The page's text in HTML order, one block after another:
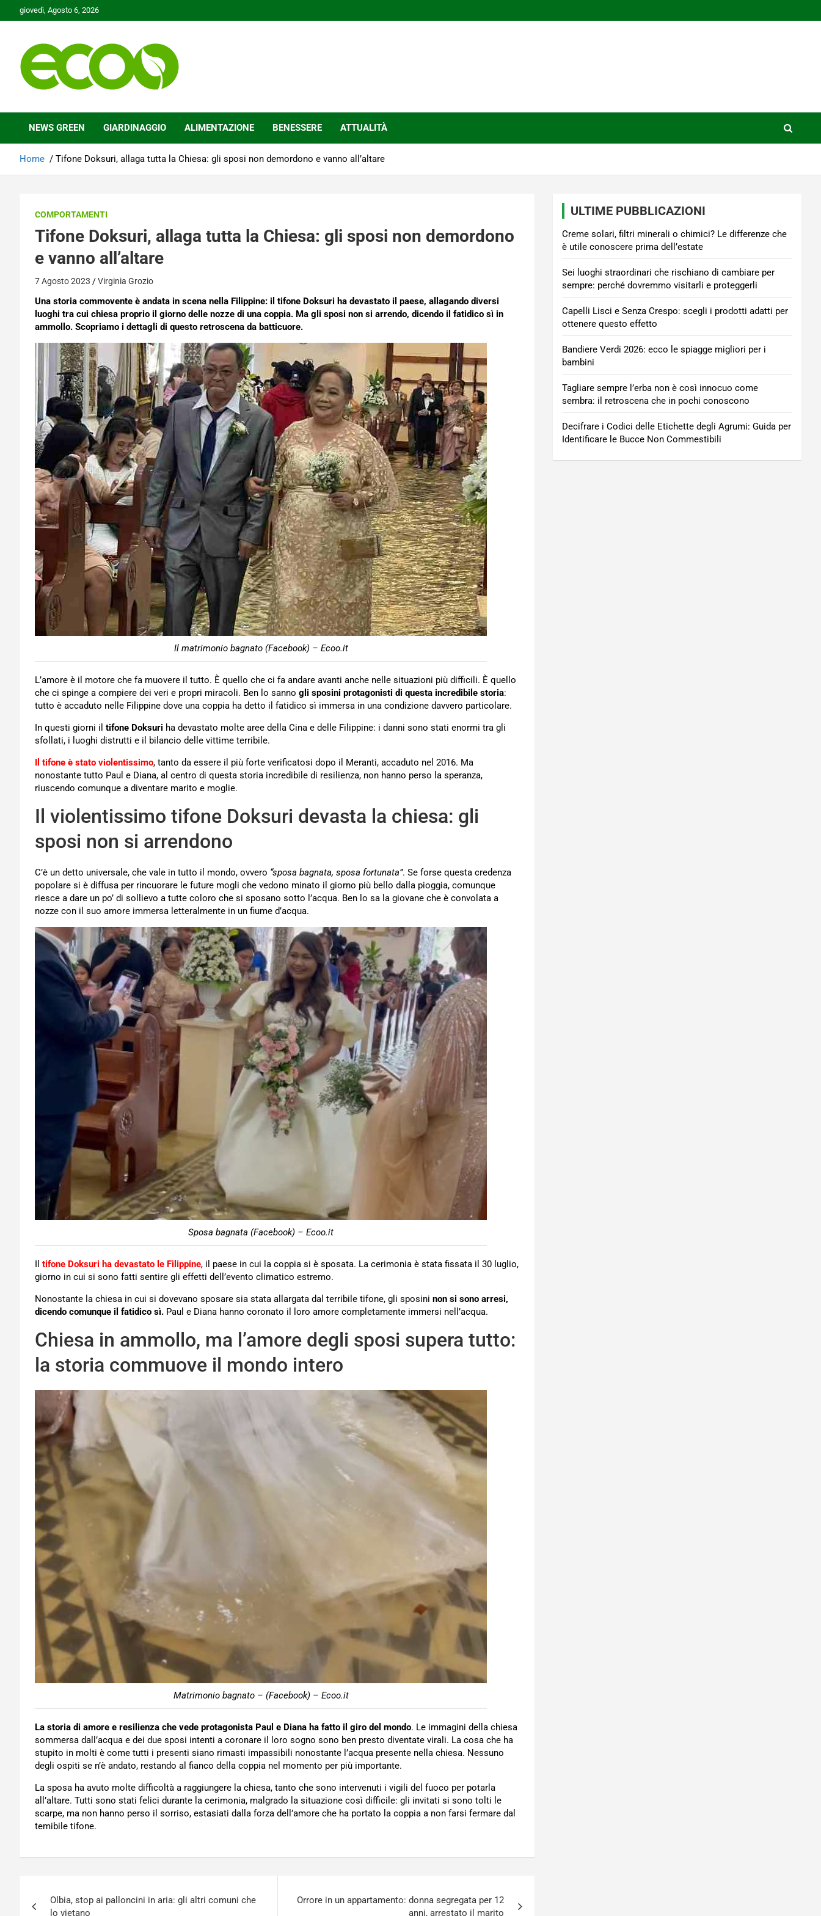
to
giovedì, Agosto 6, 2026
Ecoo.it
NEWS GREEN GIARDINAGGIO ALIMENTAZIONE BENESSERE ATTUALITÀ
Home Tifone Doksuri, allaga tutta la Chiesa: gli sposi non demordono e vanno all’altare
COMPORTAMENTI
Tifone Doksuri, allaga tutta la Chiesa: gli sposi non demordono
e vanno all’altare
7 Agosto 2023 Virginia Grozio
Una storia commovente è andata in scena nella Filippine: il tifone Doksuri ha devastato il paese, allagando diversi
luoghi tra cui chiesa proprio il giorno delle nozze di una coppia. Ma gli sposi non si arrendo, dicendo il fatidico sì in
ammollo. Scopriamo i dettagli di questo retroscena da batticuore.
Il matrimonio bagnato (Facebook) – Ecoo.it
L’amore è il motore che fa muovere il tutto. È quello che ci fa andare avanti anche nelle situazioni più difficili. È quello
che ci spinge a compiere dei veri e propri miracoli. Ben lo sanno gli sposini protagonisti di questa incredibile storia:
tutto è accaduto nelle Filippine dove una coppia ha detto il fatidico sì immersa in una condizione davvero particolare.
In questi giorni il tifone Doksuri ha devastato molte aree della Cina e delle Filippine: i danni sono stati enormi tra gli
sfollati, i luoghi distrutti e il bilancio delle vittime terribile.
Il tifone è stato violentissimo, tanto da essere il più forte verificatosi dopo il Meranti, accaduto nel 2016. Ma
nonostante tutto Paul e Diana, al centro di questa storia incredibile di resilienza, non hanno perso la speranza,
riuscendo comunque a diventare marito e moglie.
Il violentissimo tifone Doksuri devasta la chiesa: gli
sposi non si arrendono
C’è un detto universale, che vale in tutto il mondo, ovvero “sposa bagnata, sposa fortunata”. Se forse questa credenza
popolare si è diffusa per rincuorare le future mogli che vedono minato il giorno più bello dalla pioggia, comunque
riesce a dare un po’ di sollievo a tutte coloro che si sposano sotto l’acqua. Ben lo sa la giovane che è convolata a
nozze con il suo amore immersa letteralmente in un fiume d’acqua.
Sposa bagnata (Facebook) – Ecoo.it
Il tifone Doksuri ha devastato le Filippine, il paese in cui la coppia si è sposata. La cerimonia è stata fissata il 30 luglio,
giorno in cui si sono fatti sentire gli effetti dell’evento climatico estremo.
Nonostante la chiesa in cui si dovevano sposare sia stata allargata dal terribile tifone, gli sposini non si sono arresi,
dicendo comunque il fatidico sì. Paul e Diana hanno coronato il loro amore completamente immersi nell’acqua.
Chiesa in ammollo, ma l’amore degli sposi supera tutto:
la storia commuove il mondo intero
Matrimonio bagnato – (Facebook) – Ecoo.it
La storia di amore e resilienza che vede protagonista Paul e Diana ha fatto il giro del mondo. Le immagini della chiesa
sommersa dall’acqua e dei due sposi intenti a coronare il loro sogno sono ben presto diventate virali. La cosa che ha
stupito in molti è come tutti i presenti siano rimasti impassibili nonostante l’acqua presente nella chiesa. Nessuno
degli ospiti se n’è andato, restando al fianco della coppia nel momento per più importante.
La sposa ha avuto molte difficoltà a raggiungere la chiesa, tanto che sono intervenuti i vigili del fuoco per potarla
all’altare. Tutti sono stati felici durante la cerimonia, malgrado la situazione così difficile: gli invitati si sono tolti le
scarpe, ma non hanno perso il sorriso, estasiati dalla forza dell’amore che ha portato la coppia a non farsi fermare dal
temibile tifone.
Olbia, stop ai palloncini in aria: gli altri comuni che
lo vietano
Orrore in un appartamento: donna segregata per 12
anni, arrestato il marito
ULTIME PUBBLICAZIONI
Creme solari, filtri minerali o chimici? Le differenze che
è utile conoscere prima dell’estate
Sei luoghi straordinari che rischiano di cambiare per
sempre: perché dovremmo visitarli e proteggerli
Capelli Lisci e Senza Crespo: scegli i prodotti adatti per
ottenere questo effetto
Bandiere Verdi 2026: ecco le spiagge migliori per i
bambini
Tagliare sempre l’erba non è così innocuo come
sembra: il retroscena che in pochi conoscono
Decifrare i Codici delle Etichette degli Agrumi: Guida per
Identificare le Bucce Non Commestibili